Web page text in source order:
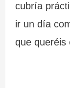
cubría
ir un día
que queréis